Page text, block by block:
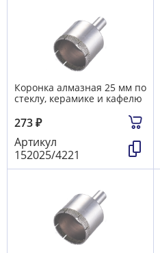
Коронка алмазная 25 мм по
стеклу, керамике и кафелю
273₽
Артикул
152025/4221